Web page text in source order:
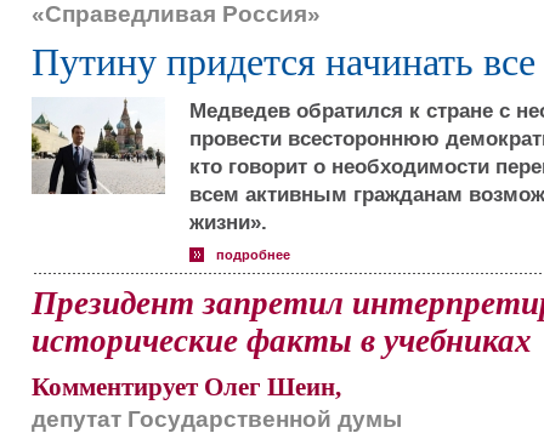
«Справедливая Россия»
Путину придется начинать все
Медведев обратился к стране с
провести всестороннюю
кто говорит о необходимости
всем активным гражданам
жизни».
подробнее
Президент запретил
исторические факты в учебниках
Комментирует Олег Шеин,
депутат Государственной думы